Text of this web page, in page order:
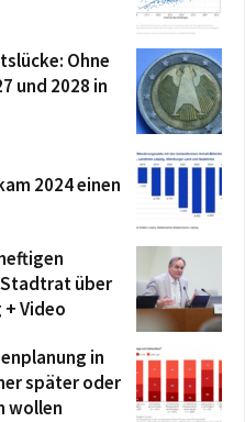
Ohne
und 2028 in
2024 einen
über
Video
in
später oder
wollen